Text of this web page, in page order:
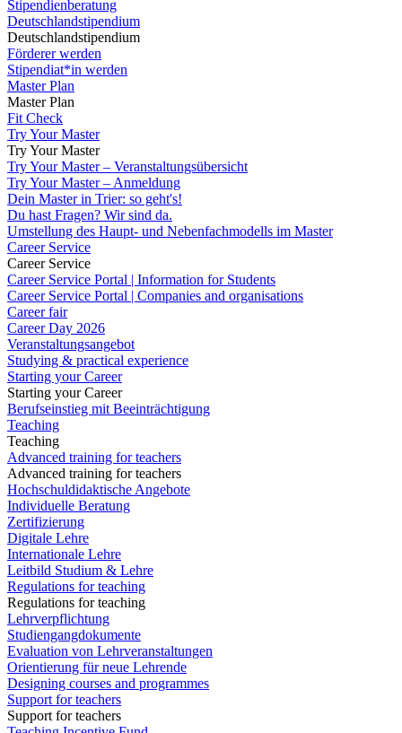
Stipendienberatung
Deutschlandstipendium
Deutschlandstipendium
Förderer werden
Stipendiat*in werden
Master Plan
Master Plan
Fit Check
Try Your Master
Try Your Master
Try Your Master – Veranstaltungsübersicht
Try Your Master – Anmeldung
Dein Master in Trier: so geht's!
Du hast Fragen? Wir sind da.
Umstellung des Haupt- und Nebenfachmodells im Master
Career Service
Career Service
Career Service Portal | Information for Students
Career Service Portal | Companies and organisations
Career fair
Career Day 2026
Veranstaltungsangebot
Studying & practical experience
Starting your Career
Starting your Career
Berufseinstieg mit Beeinträchtigung
Teaching
Teaching
Advanced training for teachers
Advanced training for teachers
Hochschuldidaktische Angebote
Individuelle Beratung
Zertifizierung
Digitale Lehre
Internationale Lehre
Leitbild Studium & Lehre
Regulations for teaching
Regulations for teaching
Lehrverpflichtung
Studiengangdokumente
Evaluation von Lehrveranstaltungen
Orientierung für neue Lehrende
Designing courses and programmes
Support for teachers
Support for teachers